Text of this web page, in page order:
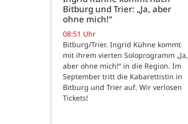
Bitburg und Trier: „Ja, aber
ohne mich!“
08:51 Uhr
Bitburg/Trier. Ingrid Kühne kommt
mit ihrem vierten Soloprogramm „Ja,
aber ohne mich!“ in die Region. Im
September tritt die Kabarettistin in
Bitburg und Trier auf. Wir verlosen
Tickets!